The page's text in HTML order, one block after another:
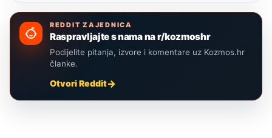
REDDIT ZAJEDNICA
Raspravljajte s nama na r/kozmoshr
Podijelite pitanja, izvore i komentare uz Kozmos.hr
članke.
Otvori Reddit